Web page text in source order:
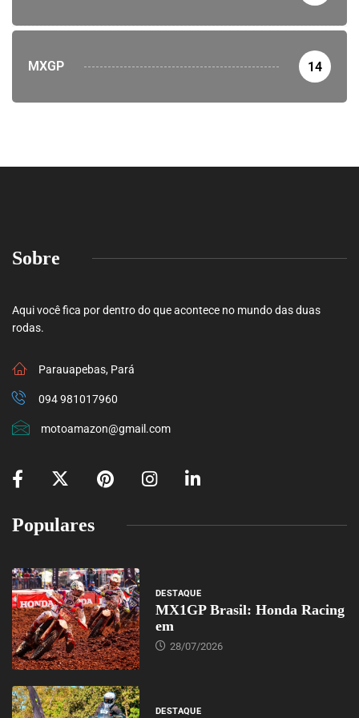
MXGP 14
Sobre
Aqui você fica por dentro do que acontece no mundo das duas
rodas.
Parauapebas, Pará
094 981017960
motoamazon@gmail.com
Populares
DESTAQUE
MX1GP Brasil: Honda Racing
em
28/07/2026
DESTAQUE